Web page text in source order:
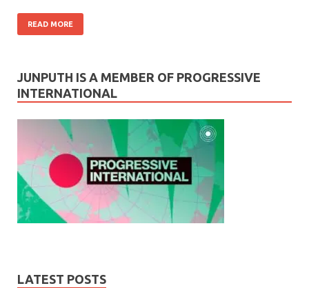
READ MORE
JUNPUTH IS A MEMBER OF PROGRESSIVE
INTERNATIONAL
LATEST POSTS